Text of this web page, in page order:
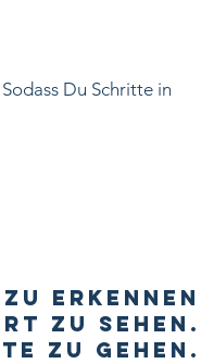
Sodass Du Schritte in
Erkennen
zu sehen.
zu gehen.